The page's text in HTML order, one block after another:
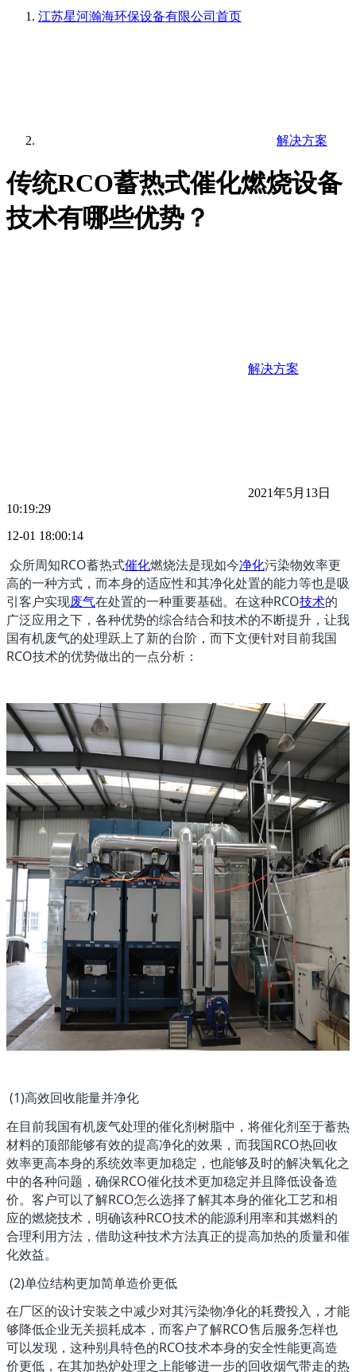
江苏星河瀚海环保设备有限公司 首页
解决方案
传统RCO蓄热式催化燃烧设备
技术有哪些优势？
解决方案
2021年5月13日
10:19:29
12-01 18:00:14
众所周知RCO蓄热式催化燃烧法是现如今净化污染物效率更
高的一种方式，而本身的适应性和其净化处置的能力等也是吸
引客户实现废气在处置的一种重要基础。在这种RCO技术的
广泛应用之下，各种优势的综合结合和技术的不断提升，让我
国有机废气的处理跃上了新的台阶，而下文便针对目前我国
RCO技术的优势做出的一点分析：
(1)高效回收能量并净化
在目前我国有机废气处理的催化剂树脂中，将催化剂至于蓄热
材料的顶部能够有效的提高净化的效果，而我国RCO热回收
效率更高本身的系统效率更加稳定，也能够及时的解决氧化之
中的各种问题，确保RCO催化技术更加稳定并且降低设备造
价。客户可以了解RCO怎么选择了解其本身的催化工艺和相
应的燃烧技术，明确该种RCO技术的能源利用率和其燃料的
合理利用方法，借助这种技术方法真正的提高加热的质量和催
化效益。
(2)单位结构更加简单造价更低
在厂区的设计安装之中减少对其污染物净化的耗费投入，才能
够降低企业无关损耗成本，而客户了解RCO售后服务怎样也
可以发现，这种别具特色的RCO技术本身的安全性能更高造
价更低，在其加热炉处理之上能够进一步的回收烟气带走的热